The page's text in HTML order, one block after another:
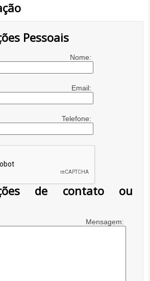
Pessoais
Nome:
Email:
Telefone:
de contato ou
Mensagem: